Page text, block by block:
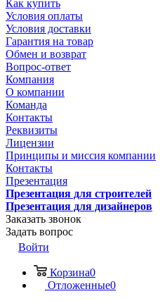
Как купить
Условия оплаты
Условия доставки
Гарантия на товар
Обмен и возврат
Вопрос-ответ
Компания
О компании
Команда
Контакты
Реквизиты
Лицензии
Принципы и миссия компании
Контакты
Презентация
Презентация для строителей
Презентация для дизайнеров
Заказать звонок
Задать вопрос
Войти
Корзина0
Отложенные0